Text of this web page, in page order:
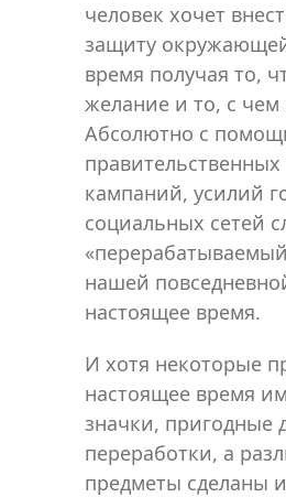
человек хочет
защиту
время получая то,
желание и то, с чем
Абсолютно с
правительственных
кампаний, усилий
социальных сетей
нашей
настоящее время.
И хотя некоторые
настоящее время
значки, пригодные
переработки, а
предметы сделаны